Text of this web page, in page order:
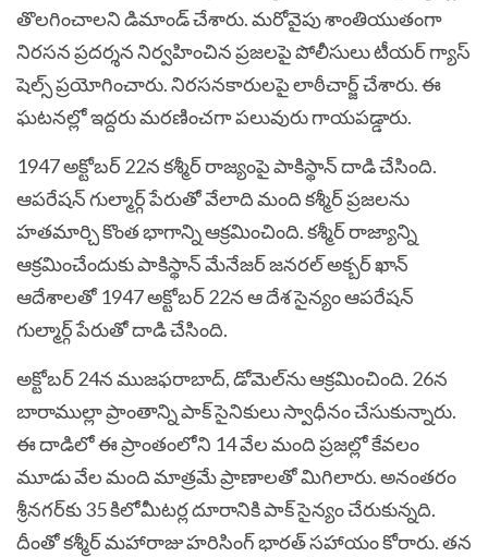
తొలగించాలని డిమాండ్‌ చేశారు. మరోవైపు శాంతియుతంగా
నిరసన ప్రదర్శన నిర్వహించిన ప్రజలపై పోలీసులు టీయర్‌ గ్యాస్‌
షెల్స్‌ ప్రయోగించారు. నిరసనకారులపై లాఠీచార్జ్‌ చేశారు. ఈ
ఘటనల్లో ఇద్దరు మరణించగా పలువురు గాయపడ్డారు.
1947 అక్టోబర్ 22న కశ్మీర్ రాజ్యంపై పాకిస్థాన్ దాడి చేసింది.
ఆపరేషన్ గుల్మార్గ్ పేరుతో వేలాది మంది కశ్మీర్ ప్రజలను
హతమార్చి కొంత భాగాన్ని ఆక్రమించింది. కశ్మీర్‌ రాజ్యాన్ని
ఆక్రమించేందుకు పాకిస్థాన్‌ మేనేజర్‌ జనరల్ అక్బర్ ఖాన్
ఆదేశాలతో 1947 అక్టోబర్ 22న ఆ దేశ సైన్యం ఆపరేషన్
గుల్మార్గ్‌ పేరుతో దాడి చేసింది.
అక్టోబర్ 24న ముజఫరాబాద్, డోమెల్‌ను ఆక్రమించింది. 26న
బారాముల్లా ప్రాంతాన్ని పాక్‌ సైనికులు స్వాధీనం చేసుకున్నారు.
ఈ దాడిలో ఈ ప్రాంతంలోని 14 వేల మంది ప్రజల్లో కేవలం
మూడు వేల మంది మాత్రమే ప్రాణాలతో మిగిలారు. అనంతరం
శ్రీనగర్‌కు 35 కిలోమీటర్ల దూరానికి పాక్‌ సైన్యం చేరుకున్నది.
దీంతో కశ్మీర్‌ మహారాజు హరిసింగ్‌ భారత్‌ సహాయం కోరారు. తన